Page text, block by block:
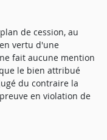
de cession, au
vertu d'une
fait aucune mention
le bien attribué
du contraire la
en violation de